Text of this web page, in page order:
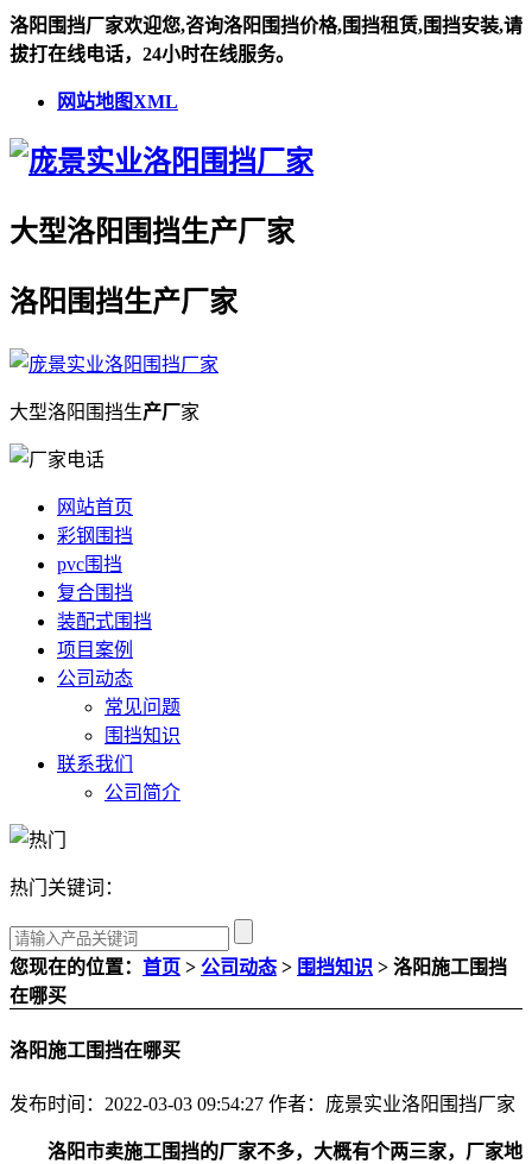
洛阳围挡厂家欢迎您,咨询洛阳围挡价格,围挡租赁,围挡安装,请
拔打在线电话，24小时在线服务。
网站地图XML
大型洛阳围挡生产厂家
洛阳围挡生产厂家
大型洛阳围挡生产厂家
网站首页
彩钢围挡
pvc围挡
复合围挡
装配式围挡
项目案例
公司动态
常见问题
围挡知识
联系我们
公司简介
热门关键词：
您现在的位置： 首页 > 公司动态 > 围挡知识 > 洛阳施工围挡
在哪买
洛阳施工围挡在哪买
发布时间：2022-03-03 09:54:27 作者：庞景实业洛阳围挡厂家
洛阳市卖施工围挡的厂家不多，大概有个两三家，厂家地